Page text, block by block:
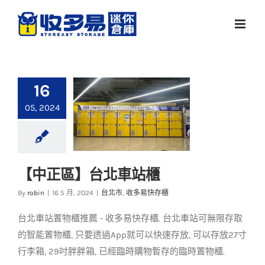
16
05, 2024
【中正區】台北車站
台北市 收多易快存櫃
【中正區】台北車站櫃
By robin 16 5 月, 2024 台北市, 收多易快存櫃
台北車站置物櫃推薦 - 收多易快存櫃. 台北車站可無限存取
的智能置物櫃, 只要透過App就可以快速存放, 可以存放27寸
行李箱, 29吋胖胖箱, 已經臨時購物暫存的臨時置物櫃.